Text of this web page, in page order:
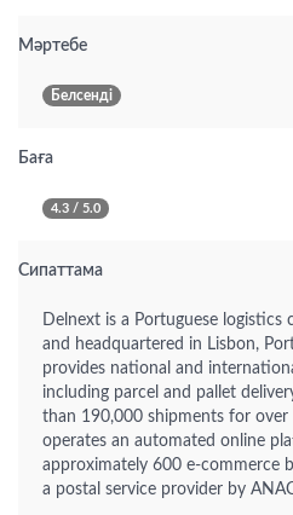
Мәртебе
Белсенді
Баға
4.3 / 5.0
Сипаттама
Delnext is a Portuguese
and headquartered in Lisbon,
provides national and
including parcel and pallet
than 190,000 shipments for
operates an automated online
approximately 600 e-commerce
a postal service provider by